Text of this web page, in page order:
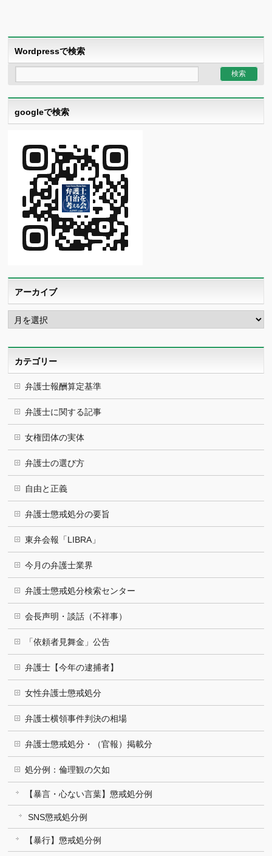
Wordpressで検索
googleで検索
アーカイブ
ア
ー
カ
カテゴリー
弁護士報酬算定基準
弁護士に関する記事
女権団体の実体
弁護士の選び方
自由と正義
弁護士懲戒処分の要旨
東弁会報「LIBRA」
今月の弁護士業界
弁護士懲戒処分検索センター
会長声明・談話（不祥事）
「依頼者見舞金」公告
弁護士【今年の逮捕者】
女性弁護士懲戒処分
弁護士横領事件判決の相場
弁護士懲戒処分・（官報）掲載分
処分例：倫理観の欠如
【暴言・心ない言葉】懲戒処分例
SNS懲戒処分例
【暴行】懲戒処分例